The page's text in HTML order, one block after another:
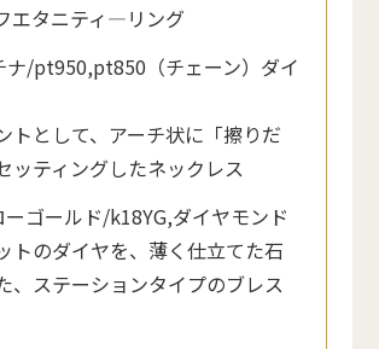
エタニティ―リング
ナ/pt950,pt850（チェーン）ダイ
トとして、アーチ状に「擦りだ
ッティングしたネックレス
ーゴールド/k18YG,ダイヤモンド
トのダイヤを、薄く仕立てた石
、ステーションタイプのブレス